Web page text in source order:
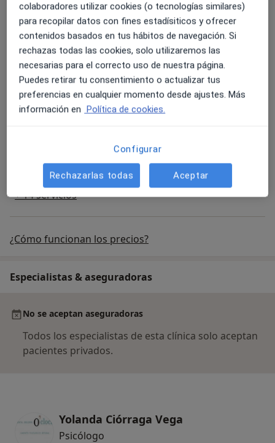
50 €
Primera visita Psicología
50 €
Visita domiciliaria Psicología
100 €
Psicoterapia individual
+ 14 servicios
¿Cómo funcionan los precios?
Especialistas & aseguradoras
No se aceptan aseguradoras
Todos los especialistas de esta clínica solo aceptan
pacientes privados.
Yolanda Ciórraga Vega
Psicólogo
colaboradores utilizar cookies (o tecnologías similares)
para recopilar datos con fines estadísiticos y ofrecer
contenidos basados en tus hábitos de navegación. Si
rechazas todas las cookies, solo utilizaremos las
necesarias para el correcto uso de nuestra página.
Puedes retirar tu consentimiento o actualizar tus
preferencias en cualquier momento desde ajustes. Más
información en Política de cookies.
Configurar
Rechazarlas todas Aceptar